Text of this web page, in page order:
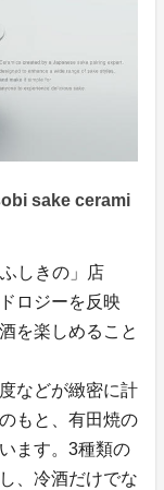
sake cerami
しきの」店
ロジーを反映
を楽しめること
などが緻密に計
もと、有田焼の
ます。3種類の
、冷酒だけでな